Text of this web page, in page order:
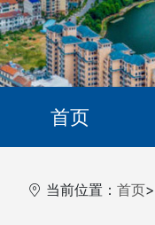
首页
当前位置： 首页>